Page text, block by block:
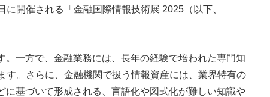
開催される「金融国際情報技術展 2025（以下、
一方で、金融業務には、長年の経験で培われた専門知
。さらに、金融機関で扱う情報資産には、業界特有の
基づいて形成される、言語化や図式化が難しい知識や